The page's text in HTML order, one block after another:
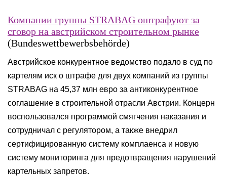
Компании группы STRABAG оштрафуют за
сговор на австрийском строительном рынке
(Bundeswettbewerbsbehörde)
Австрийское конкурентное ведомство подало в суд по
картелям иск о штрафе для двух компаний из группы
STRABAG на 45,37 млн евро за антиконкурентное
соглашение в строительной отрасли Австрии. Концерн
воспользовался программой смягчения наказания и
сотрудничал с регулятором, а также внедрил
сертифицированную систему комплаенса и новую
систему мониторинга для предотвращения нарушений
картельных запретов.